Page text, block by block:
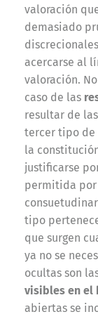
valoración
demasiado
acercarse al
valoración.
caso de las
resultar de
tercer tipo de
la
justificarse
permitida
tipo
que surgen
ya no se
ocultas son
visibles en el
abiertas se